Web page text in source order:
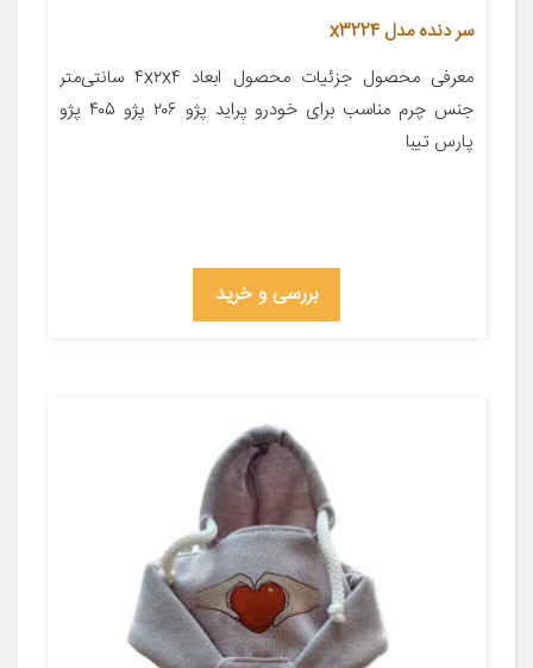
سر دنده مدل x3224
معرفی محصول جزئیات محصول ابعاد ۴x۲x۴ سانتی‌متر
جنس چرم مناسب برای خودرو پراید پژو ۲۰۶ پژو ۴۰۵ پژو
پارس تیبا
بررسی و خرید